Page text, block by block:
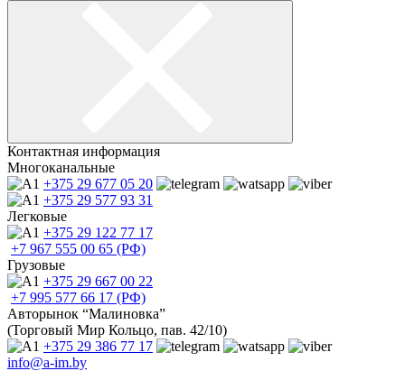
Контактная информация
Многоканальные
+375 29 677 05 20
+375 29 577 93 31
Легковые
+375 29 122 77 17
+7 967 555 00 65 (РФ)
Грузовые
+375 29 667 00 22
+7 995 577 66 17 (РФ)
Авторынок “Малиновка”
(Торговый Мир Кольцо, пав. 42/10)
+375 29 386 77 17
info@a-im.by